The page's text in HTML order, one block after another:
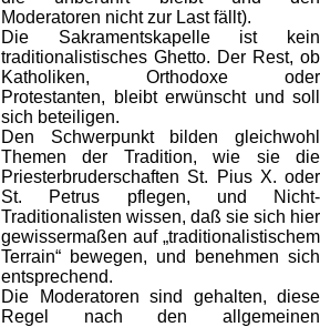
Moderatoren nicht zur Last fällt).
Die Sakramentskapelle ist kein
traditionalistisches Ghetto. Der Rest, ob
Katholiken, Orthodoxe oder
Protestanten, bleibt erwünscht und soll
sich beteiligen.
Den Schwerpunkt bilden gleichwohl
Themen der Tradition, wie sie die
Priesterbruderschaften St. Pius X. oder
St. Petrus pflegen, und Nicht-
Traditionalisten wissen, daß sie sich hier
gewissermaßen auf „traditionalistischem
Terrain“ bewegen, und benehmen sich
entsprechend.
Die Moderatoren sind gehalten, diese
Regel nach den allgemeinen